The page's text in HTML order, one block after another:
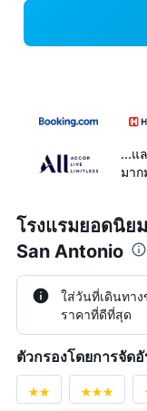
...แ
มาก
โรงแรมยอดนิย
San Antonio
ใส่วันที่เดินทา
ราคาที่ดีที่สุด
ตัวกรองโดยการจัด